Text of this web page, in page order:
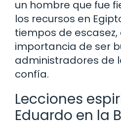
un hombre que fue
los recursos en
tiempos de
importancia de ser
administradores de
confía.
Lecciones
Eduardo en la